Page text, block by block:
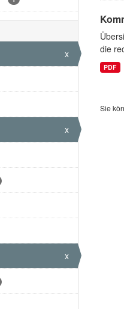
x
x
x
die
PDF
Sie